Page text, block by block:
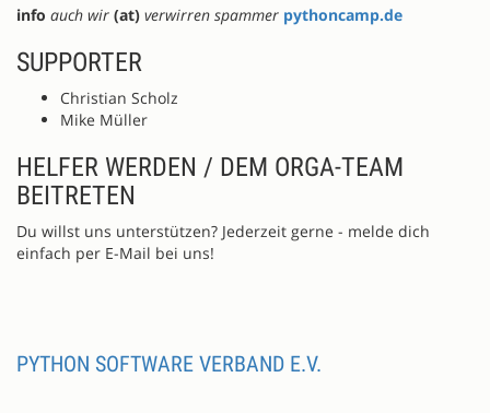
info auch wir (at) verwirren spammer pythoncamp.de
SUPPORTER
Christian Scholz
Mike Müller
HELFER WERDEN / DEM ORGA-TEAM
BEITRETEN
Du willst uns unterstützen? Jederzeit gerne - melde dich
einfach per E-Mail bei uns!
PYTHON SOFTWARE VERBAND E.V.